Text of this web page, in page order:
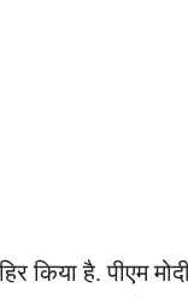
किया है. पीएम